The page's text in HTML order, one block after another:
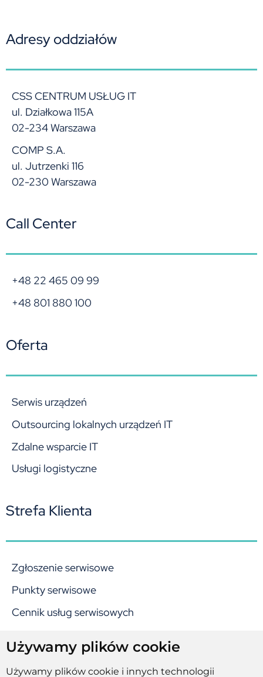
Używamy plików cookie
Używamy plików cookie i innych technologii
Adresy oddziałów
CSS CENTRUM USŁUG IT
ul. Działkowa 115A
02-234 Warszawa
COMP S.A.
ul. Jutrzenki 116
02-230 Warszawa
Call Center
+48 22 465 09 99
+48 801 880 100
Oferta
Serwis urządzeń
Outsourcing lokalnych urządzeń IT
Zdalne wsparcie IT
Usługi logistyczne
Strefa Klienta
Zgłoszenie serwisowe
Punkty serwisowe
Cennik usług serwisowych
Informacje Prawne